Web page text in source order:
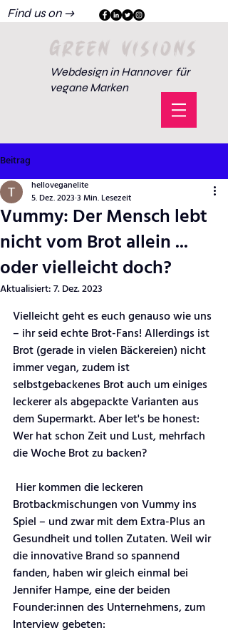
Find us on →
GREEN VISIONS
Webdesign in Hannover für
vegane Marken
Beitrag
Vummy: Der Mensch lebt
nicht vom Brot allein ...
oder vielleicht doch?
helloveganelite
5. Dez. 2023 3 Min. Lesezeit
Aktualisiert:7. Dez. 2023
Vielleicht geht es euch genauso wie uns
– ihr seid echte Brot-Fans! Allerdings ist
Brot (gerade in vielen Bäckereien) nicht
immer vegan, zudem ist
selbstgebackenes Brot auch um einiges
leckerer als abgepackte Varianten aus
dem Supermarkt. Aber let's be honest:
Wer hat schon Zeit und Lust, mehrfach
die Woche Brot zu backen?
Brotbackmischungen von Vummy ins
Spiel – und zwar mit dem Extra-Plus an
Gesundheit und tollen Zutaten. Weil wir
die innovative Brand so spannend
fanden, haben wir gleich einmal bei
Jennifer Hampe, eine der beiden
Founder:innen des Unternehmens, zum
Interview gebeten: